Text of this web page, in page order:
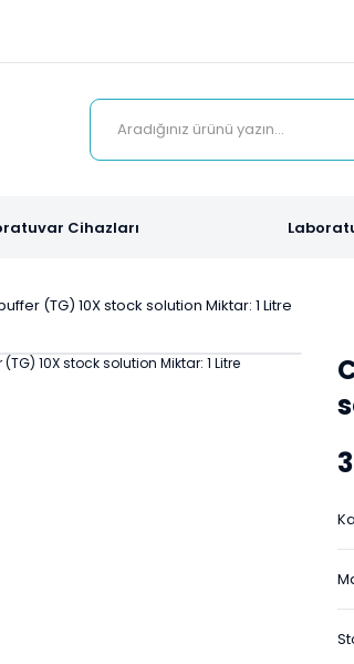
Cihazları
(TG) 10X stock solution Miktar: 1 Litre